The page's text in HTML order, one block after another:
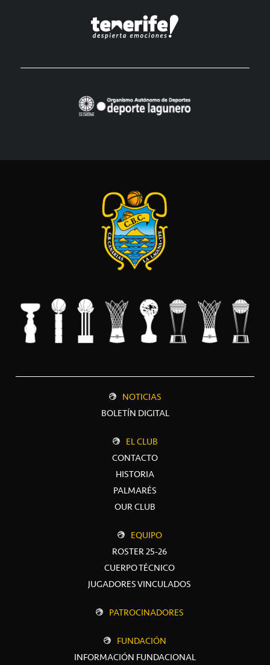
NOTICIAS
BOLETÍN DIGITAL
EL CLUB
CONTACTO
HISTORIA
PALMARÉS
OUR CLUB
EQUIPO
ROSTER 25-26
CUERPO TÉCNICO
JUGADORES VINCULADOS
PATROCINADORES
FUNDACIÓN
INFORMACIÓN FUNDACIONAL